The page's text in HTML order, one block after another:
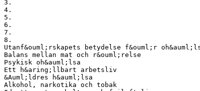
3.
4.
5.
6.
7.
8.
Utanf&ouml;rskapets betydelse f&ouml;r
Balans mellan mat och r&ouml;relse
Psykisk oh&auml;lsa
Ett h&aring;llbart arbetsliv
&Auml;ldres h&auml;lsa
Alkohol, narkotika och tobak